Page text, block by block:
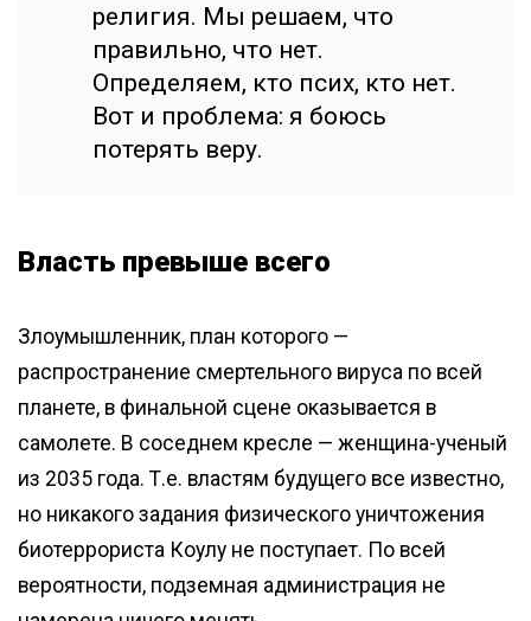
религия. Мы решаем, что
правильно, что нет.
Определяем, кто псих, кто нет.
Вот и проблема: я боюсь
потерять веру.
Власть превыше всего
Злоумышленник, план которого —
распространение смертельного вируса по всей
планете, в финальной сцене оказывается в
самолете. В соседнем кресле — женщина-ученый
из 2035 года. Т.е. властям будущего все известно,
но никакого задания физического уничтожения
биотеррориста Коулу не поступает. По всей
вероятности, подземная администрация не